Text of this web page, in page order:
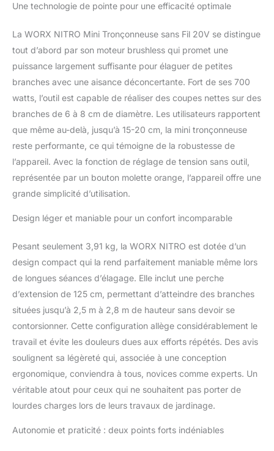
WG325E.1
vitesse de chaîne rapide
coupes par charge.
【ENTRETIEN FACILE】 :
La lubrification
intelligente de la chaîne
ajuste automatiquement
la quantité d'huile en
fonction de l'épaisseur
suffit de desserrer le
bouton pour un réglage
de tension et un
remplacement de la mini
【PORTABLE ET
SÉCURISÉE】 : Cette
mini tronçonneuse sans
d'un dispositif à triple
sécurité, d'une poignée
souple et d'un
interrupteur à double
sécurité renforcée.
【UNE SEULE
BATTERIE】, PLUSIEURS
OUTILS : La batterie
compatible avec tous les
outils Worx 20 V, 40 V et
80 V, ainsi qu'avec les
la vie de tous les jours.
Une technologie de pointe pour une efficacité optimale
La WORX NITRO Mini Tronçonneuse sans Fil 20V se distingue
tout d’abord par son moteur brushless qui promet une
puissance largement suffisante pour élaguer de petites
branches avec une aisance déconcertante. Fort de ses 700
watts, l’outil est capable de réaliser des coupes nettes sur des
branches de 6 à 8 cm de diamètre. Les utilisateurs rapportent
que même au-delà, jusqu’à 15-20 cm, la mini tronçonneuse
reste performante, ce qui témoigne de la robustesse de
l’appareil. Avec la fonction de réglage de tension sans outil,
représentée par un bouton molette orange, l’appareil offre une
grande simplicité d’utilisation.
Design léger et maniable pour un confort incomparable
Pesant seulement 3,91 kg, la WORX NITRO est dotée d’un
design compact qui la rend parfaitement maniable même lors
de longues séances d’élagage. Elle inclut une perche
d’extension de 125 cm, permettant d’atteindre des branches
situées jusqu’à 2,5 m à 2,8 m de hauteur sans devoir se
contorsionner. Cette configuration allège considérablement le
travail et évite les douleurs dues aux efforts répétés. Des avis
soulignent sa légèreté qui, associée à une conception
ergonomique, conviendra à tous, novices comme experts. Un
véritable atout pour ceux qui ne souhaitent pas porter de
lourdes charges lors de leurs travaux de jardinage.
Autonomie et praticité : deux points forts indéniables